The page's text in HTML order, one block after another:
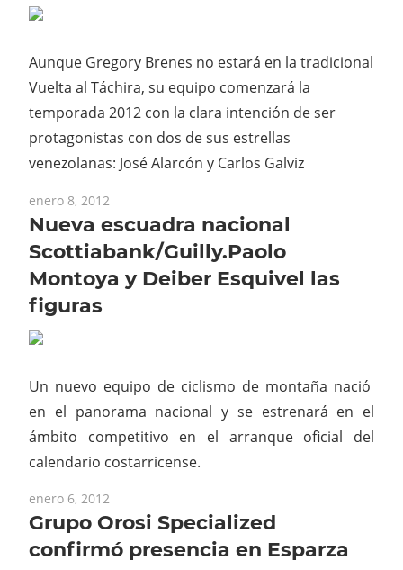
Aunque Gregory Brenes no estará en la tradicional
Vuelta al Táchira, su equipo comenzará la
temporada 2012 con la clara intención de ser
protagonistas con dos de sus estrellas
venezolanas: José Alarcón y Carlos Galviz
enero 8, 2012
Nueva escuadra nacional
Scottiabank/Guilly.Paolo
Montoya y Deiber Esquivel las
figuras
Un nuevo equipo de ciclismo de montaña nació
en el panorama nacional y se estrenará en el
ámbito competitivo en el arranque oficial del
calendario costarricense.
enero 6, 2012
Grupo Orosi Specialized
confirmó presencia en Esparza